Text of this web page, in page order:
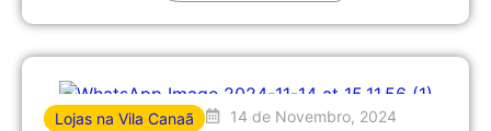
Lojas na Vila Canaã 14 de Novembro, 2024